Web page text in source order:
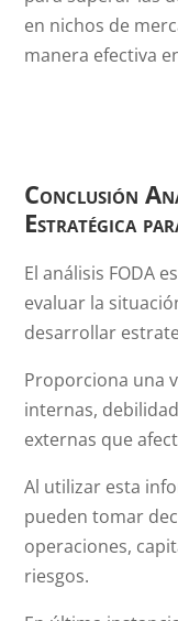
en nichos de
manera efectiva
Conclusión
Estratégica
El análisis FODA
evaluar la
desarrollar
Proporciona una
internas,
externas que
Al utilizar esta
pueden tomar
operaciones,
riesgos.